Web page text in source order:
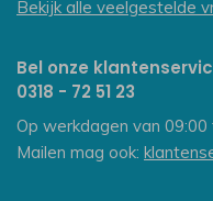
Bekijk alle veelgestelde
Bel onze
0318 - 72 51 23
Op werkdagen van
Mailen mag ook: